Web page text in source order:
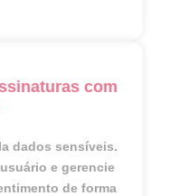
com
dados sensíveis.
e gerencie
de forma